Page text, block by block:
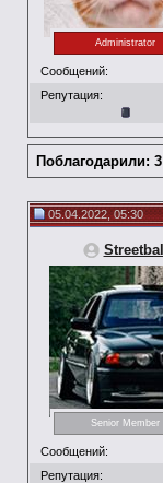
Administrator
Сообщений:
Репутация:
Поблагодарили: 3
05.04.2022, 05:30
Streetball
Senior Member
Сообщений:
Репутация: